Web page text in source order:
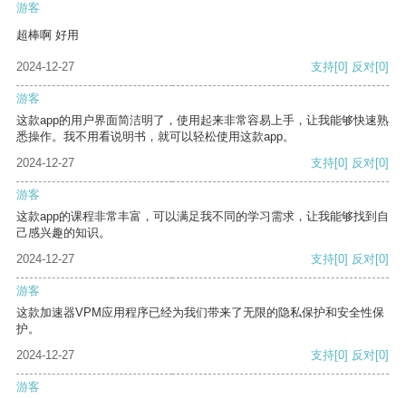
游客
超棒啊 好用
2024-12-27 支持[0] 反对[0]
游客
这款app的用户界面简洁明了，使用起来非常容易上手，让我能够快速熟
悉操作。我不用看说明书，就可以轻松使用这款app。
2024-12-27
支持[0] 反对[0]
游客
这款app的课程非常丰富，可以满足我不同的学习需求，让我能够找到自
己感兴趣的知识。
2024-12-27
支持[0] 反对[0]
游客
这款加速器VPM应用程序已经为我们带来了无限的隐私保护和安全性保
护。
2024-12-27
支持[0] 反对[0]
游客